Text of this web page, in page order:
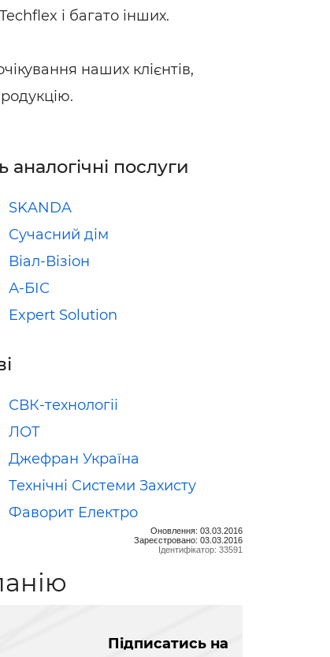
і багато інших.
наших клієнтів,
аналогічні послуги
SKANDA
Сучасний дім
Віал-Візіон
А-БІС
Expert Solution
СВК-технологіі
ЛОТ
Джефран Україна
Технічні Системи Захисту
Фаворит Електро
Оновлення: 03.03.2016
Зареєстровано: 03.03.2016
Ідентифікатор: 33591
Підписатись на